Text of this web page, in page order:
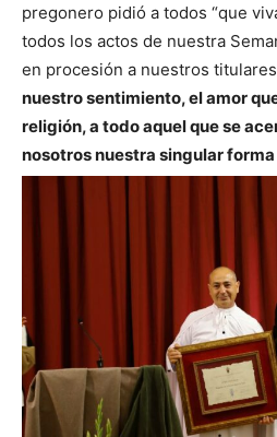
pregonero pidió a todos “que
todos los actos de nuestra
en procesión a nuestros
nuestro sentimiento, el amor
religión, a todo aquel que se
nosotros nuestra singular